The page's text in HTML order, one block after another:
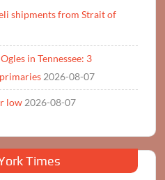
shipments from Strait of
in Tennessee: 3
2026-08-07
low 2026-08-07
Times